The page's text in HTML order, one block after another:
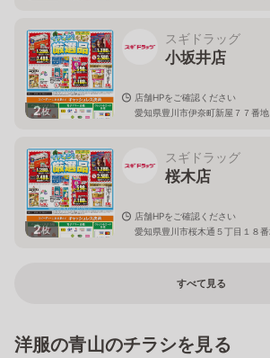
2枚
スギドラッグ
小坂井店
店舗HPをご確認ください
愛知県豊川市伊奈町新屋７７番地
2枚
スギドラッグ
桜木店
店舗HPをご確認ください
愛知県豊川市桜木通５丁目１８番
すべて見る
洋服の青山のチラシを見る